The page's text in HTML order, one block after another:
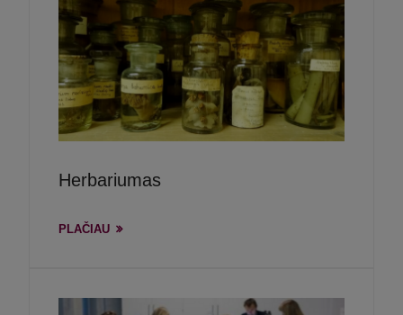
Herbariumas
PLAČIAU